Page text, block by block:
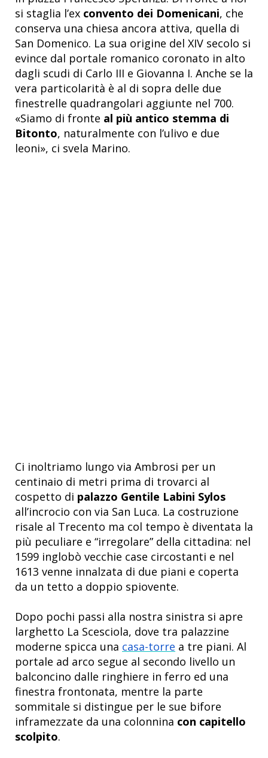
si staglia l’ex convento dei Domenicani, che
conserva una chiesa ancora attiva, quella di
San Domenico. La sua origine del XIV secolo si
evince dal portale romanico coronato in alto
dagli scudi di Carlo III e Giovanna I. Anche se la
vera particolarità è al di sopra delle due
finestrelle quadrangolari aggiunte nel 700.
«Siamo di fronte al più antico stemma di
Bitonto, naturalmente con l’ulivo e due
leoni», ci svela Marino.
Ci inoltriamo lungo via Ambrosi per un
centinaio di metri prima di trovarci al
cospetto di palazzo Gentile Labini Sylos
all’incrocio con via San Luca. La costruzione
risale al Trecento ma col tempo è diventata la
più peculiare e “irregolare” della cittadina: nel
1599 inglobò vecchie case circostanti e nel
1613 venne innalzata di due piani e coperta
da un tetto a doppio spiovente.
Dopo pochi passi alla nostra sinistra si apre
larghetto La Scesciola, dove tra palazzine
moderne spicca una casa-torre a tre piani. Al
portale ad arco segue al secondo livello un
balconcino dalle ringhiere in ferro ed una
finestra frontonata, mentre la parte
sommitale si distingue per le sue bifore
inframezzate da una colonnina con capitello
scolpito.